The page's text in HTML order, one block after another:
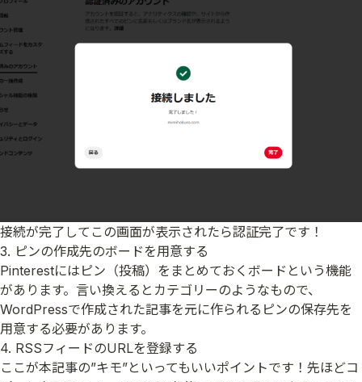
接続が完了してこの画面が表示されたら認証完了です！
3. ピンの作成先のボードを用意する
Pinterestにはピン（投稿）をまとめておくボードという機能
があります。言い換えるとカテゴリーのようなもので、
WordPressで作成された記事を元に作られるピンの保存先を
用意する必要があります。
4. RSSフィードのURLを登録する
ここが本記事の”キモ”といってもいいポイントです！先ほどコ